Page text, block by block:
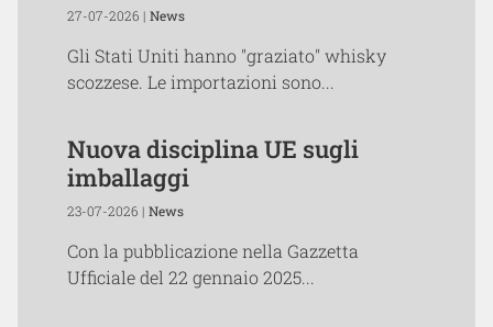
27-07-2026 | News
Gli Stati Uniti hanno "graziato" whisky
scozzese. Le importazioni sono...
Nuova disciplina UE sugli
imballaggi
23-07-2026 | News
Con la pubblicazione nella Gazzetta
Ufficiale del 22 gennaio 2025...